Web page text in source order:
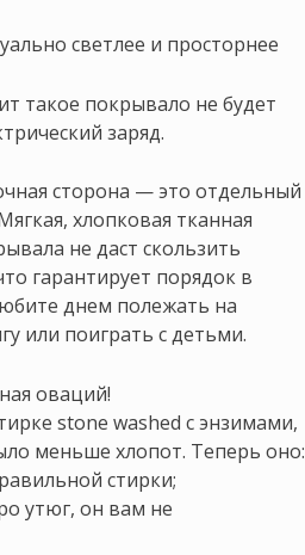
светлее и просторнее
такое покрывало не будет
заряд.
сторона — это отдельный
хлопковая тканная
не даст скользить
гарантирует порядок в
днем полежать на
или поиграть с детьми.
оваций!
stone washed с энзимами,
меньше хлопот. Теперь оно:
стирки;
утюг, он вам не